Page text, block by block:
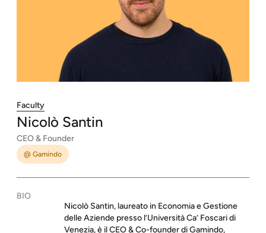
Faculty
Nicolò Santin
CEO & Founder
@ Gamindo
BIO
Nicolò Santin, laureato in Economia e Gestione
delle Aziende presso l’Università Ca’ Foscari di
Venezia, è il CEO & Co-founder di Gamindo,